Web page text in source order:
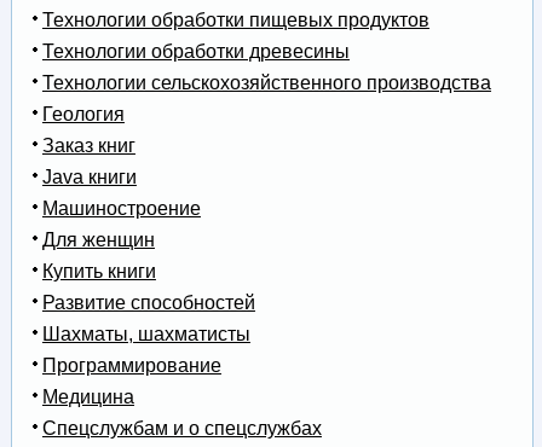
Технологии обработки пищевых продуктов
Технологии обработки древесины
Технологии сельскохозяйственного производства
Геология
Заказ книг
Java книги
Машиностроение
Для женщин
Купить книги
Развитие способностей
Шахматы, шахматисты
Программирование
Медицина
Спецслужбам и о спецслужбах